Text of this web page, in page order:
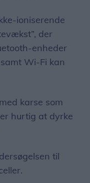
ioniserende
der
enheder
Wi-Fi kan
karse som
hurtig at dyrke
til